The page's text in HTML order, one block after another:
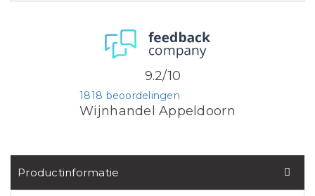
Wijnhandel Appeldoorn
1818 beoordelingen
9.2/10
Productinformatie